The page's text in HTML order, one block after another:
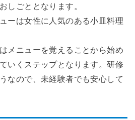
しごととなります。
ーは女性に人気のある小皿料理
メニューを覚えることから始め
いくステップとなります。研修
なので、未経験者でも安心して